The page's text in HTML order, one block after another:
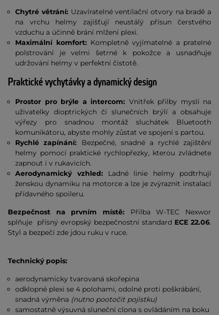
Chytré větrání: Uzavíratelné ventilační otvory na bradě a
na vrchu helmy zajišťují neustálý přísun čerstvého
vzduchu a účinně brání mlžení plexi.
Maximální komfort: Kompletně vyjímatelné a pratelné
polstrování je velmi šetrné k pokožce a usnadňuje
udržování helmy v perfektní čistotě.
Praktické vychytávky a dynamický design
Prostor pro brýle a intercom: Vnitřek přilby myslí na
uživatelky dioptrických či slunečních brýlí a obsahuje
výřezy pro snadnou montáž sluchátek Bluetooth
komunikátoru, abyste mohly zůstat ve spojení s partou.
Rychlé zapínání: Bezpečné, snadné a rychlé zajištění
helmy pomocí praktické rychlopřezky, kterou zvládnete
zapnout i v rukavicích.
Aerodynamický vzhled: Ladné linie helmy podtrhují
ženskou dynamiku na motorce a lze je zvýraznit instalací
přídavného spoileru.
Bezpečnost na prvním místě: Přilba W-TEC Nexwor
splňuje přísný evropský bezpečnostní standard ECE 22.06.
Styl a bezpečí zde jdou ruku v ruce.
Technický popis:
aerodynamicky tvarovaná skořepina
odklopné plexi se 4 polohami, odolné proti poškrábání,
snadná výměna (nutno pootočit pojistku)
samostatně výsuvná sluneční clona s ovládáním na boku